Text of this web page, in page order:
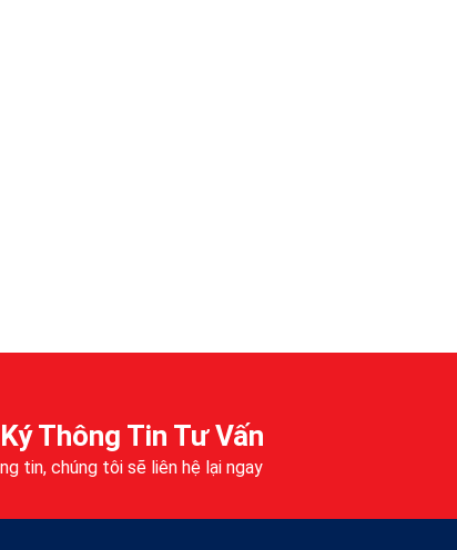
Thông Tin Tư Vấn
tin, chúng tôi sẽ liên hệ lại ngay